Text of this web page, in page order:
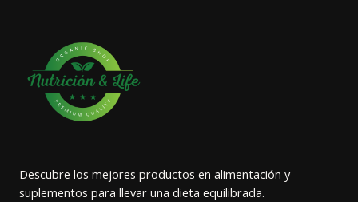
Descubre los mejores productos en alimentación y
suplementos para llevar una dieta equilibrada.